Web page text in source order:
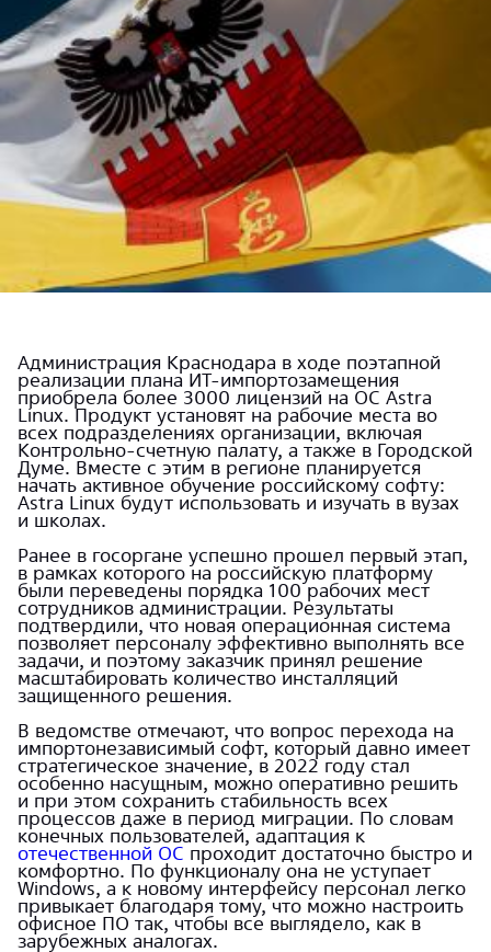
Администрация Краснодара в ходе поэтапной
реализации плана ИТ-импортозамещения
приобрела более 3000 лицензий на ОС Astra
Linux. Продукт установят на рабочие места во
всех подразделениях организации, включая
Контрольно-счетную палату, а также в Городской
Думе. Вместе с этим в регионе планируется
начать активное обучение российскому софту:
Astra Linux будут использовать и изучать в вузах
и школах.
Ранее в госоргане успешно прошел первый этап,
в рамках которого на российскую платформу
были переведены порядка 100 рабочих мест
сотрудников администрации. Результаты
подтвердили, что новая операционная система
позволяет персоналу эффективно выполнять все
задачи, и поэтому заказчик принял решение
масштабировать количество инсталляций
защищенного решения.
В ведомстве отмечают, что вопрос перехода на
импортонезависимый софт, который давно имеет
стратегическое значение, в 2022 году стал
особенно насущным, можно оперативно решить
и при этом сохранить стабильность всех
процессов даже в период миграции. По словам
конечных пользователей, адаптация к
отечественной ОС проходит достаточно быстро и
комфортно. По функционалу она не уступает
Windows, а к новому интерфейсу персонал легко
привыкает благодаря тому, что можно настроить
офисное ПО так, чтобы все выглядело, как в
зарубежных аналогах.